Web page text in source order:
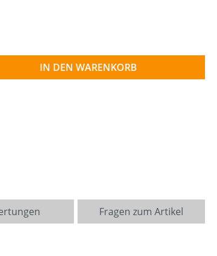
Gib den gewünschten Wert
IN DEN WARENKORB
Fragen zum Artikel